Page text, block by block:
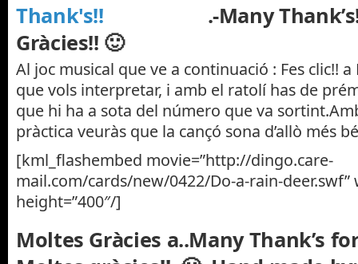
.-Many
Gràcies!! 🙂
Al joc musical que ve a continuació : Fes clic!! a
que vols interpretar, i amb el ratolí has de
que hi ha a sota del número que va
pràctica veuràs que la cançó sona d’allò més
[kml_flashembed movie=”http://dingo.care-
mail.com/cards/new/0422/Do-a-rain-deer.swf”
height=”400″/]
Moltes Gràcies a..Many Thank’s